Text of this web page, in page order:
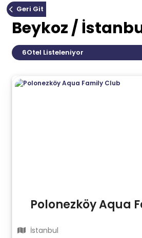
Geri Git
Beykoz /
6Otel Listeleniyor
Polonezköy Aqua
İstanbul